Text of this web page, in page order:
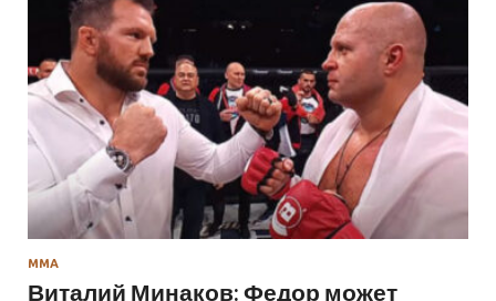
ММА
Виталий Минаков: Федор может